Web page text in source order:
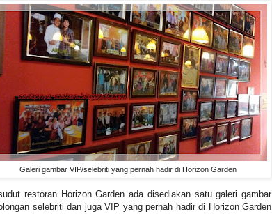
Galeri gambar VIP/selebriti yang pernah hadir di Horizon Garden
restoran Horizon Garden ada disediakan satu galeri gambar
selebriti dan juga VIP yang pernah hadir di Horizon Garden